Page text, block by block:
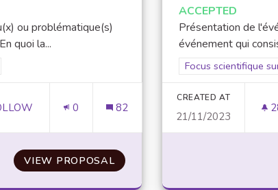
ou problématique(s)
quoi la...
scientifique sur l'eau
0 82
VIEW PROPOSALUNIVERSITÉ BLEUE
ACCEPTED
Présentation de
événement qui
Filter results for
Focus scientifique
CREATED AT
21/11/2023